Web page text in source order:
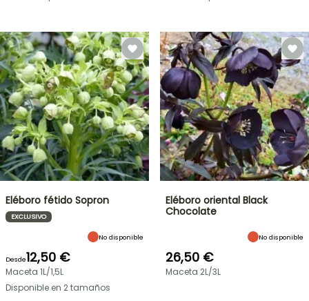
Eléboro fétido Sopron
EXCLUSIVO
No disponible
Desde12,50 €
Maceta 1L/1,5L
Disponible en 2 tamaños
Eléboro oriental Black
Chocolate
No disponible
26,50 €
Maceta 2L/3L